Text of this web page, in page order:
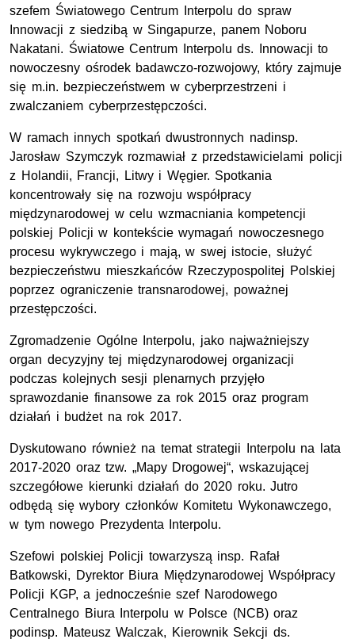
szefem Światowego Centrum Interpolu do spraw
Innowacji z siedzibą w Singapurze, panem Noboru
Nakatani. Światowe Centrum Interpolu ds. Innowacji to
nowoczesny ośrodek badawczo-rozwojowy, który zajmuje
się m.in. bezpieczeństwem w cyberprzestrzeni i
zwalczaniem cyberprzestępczości.
W ramach innych spotkań dwustronnych nadinsp.
Jarosław Szymczyk rozmawiał z przedstawicielami policji
z Holandii, Francji, Litwy i Węgier. Spotkania
koncentrowały się na rozwoju współpracy
międzynarodowej w celu wzmacniania kompetencji
polskiej Policji w kontekście wymagań nowoczesnego
procesu wykrywczego i mają, w swej istocie, służyć
bezpieczeństwu mieszkańców Rzeczypospolitej Polskiej
poprzez ograniczenie transnarodowej, poważnej
przestępczości.
Zgromadzenie Ogólne Interpolu, jako najważniejszy
organ decyzyjny tej międzynarodowej organizacji
podczas kolejnych sesji plenarnych przyjęło
sprawozdanie finansowe za rok 2015 oraz program
działań i budżet na rok 2017.
Dyskutowano również na temat strategii Interpolu na lata
2017-2020 oraz tzw. „Mapy Drogowej“, wskazującej
szczegółowe kierunki działań do 2020 roku. Jutro
odbędą się wybory członków Komitetu Wykonawczego,
w tym nowego Prezydenta Interpolu.
Szefowi polskiej Policji towarzyszą insp. Rafał
Batkowski, Dyrektor Biura Międzynarodowej Współpracy
Policji KGP, a jednocześnie szef Narodowego
Centralnego Biura Interpolu w Polsce (NCB) oraz
podinsp. Mateusz Walczak, Kierownik Sekcji ds.